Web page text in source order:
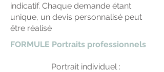
indicatif. Chaque demande étant
unique, un devis personnalisé peut
être réalisé
FORMULE Portraits professionnels
Portrait individuel :